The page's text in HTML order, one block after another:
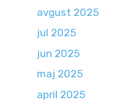
avgust 2025
jul 2025
jun 2025
maj 2025
april 2025